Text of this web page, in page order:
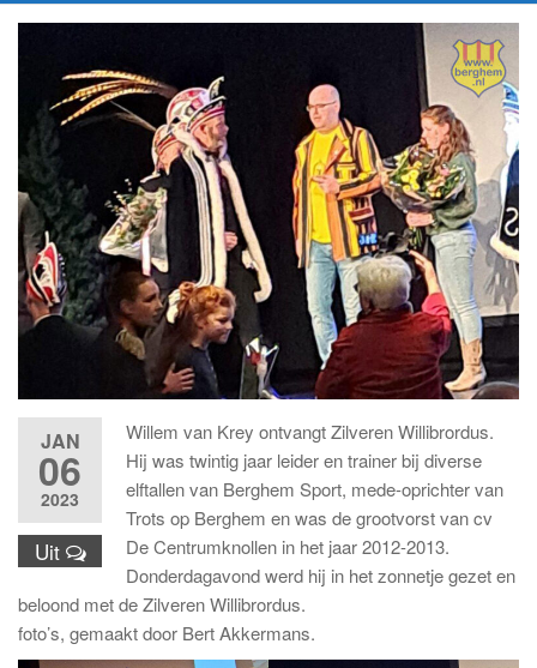
JAN
06
2023
Uit
Willem van Krey ontvangt Zilveren Willibrordus.
Hij was twintig jaar leider en trainer bij diverse
elftallen van Berghem Sport, mede-oprichter van
Trots op Berghem en was de grootvorst van cv
De Centrumknollen in het jaar 2012-2013.
Donderdagavond werd hij in het zonnetje gezet en
beloond met de Zilveren Willibrordus.
foto’s, gemaakt door Bert Akkermans.